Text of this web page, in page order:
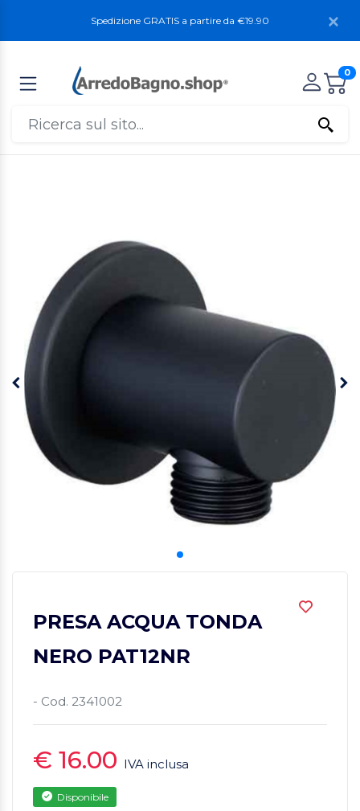
Spedizione GRATIS a partire da €19.90
0
PRESA ACQUA TONDA
NERO PAT12NR
- Cod. 2341002
€ 16.00 IVA inclusa
Disponibile